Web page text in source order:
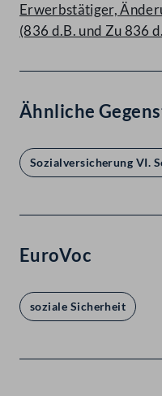
Erwerbstätiger,
(836 d.B. und Zu 836
Ähnliche
Sozialversicherung VI.
EuroVoc
soziale Sicherheit